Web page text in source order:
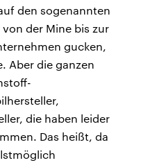
den sogenannten
der Mine bis zur
gucken,
Aber die ganzen
die haben leider
Das heißt, da